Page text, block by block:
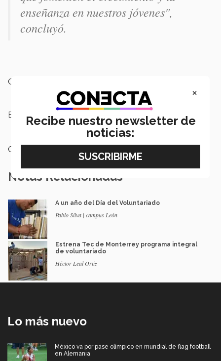
enseñanza en nuestros jóvenes",
concluyó.
Campus:
Etiquetas: Voluntariado,
Sentido Humano,
Comunidad Tec
Categoría:
Notas Relacionadas
A un año del Día del Voluntariado
Pablo Silva | campus León
Estrena Tec de Monterrey programa integral
de voluntariado
Héctor Leal Ortiz
Lo más nuevo
México va por pase olímpico en mundial de flag football
en Alemania
×
Recibe nuestro newsletter de
noticias: